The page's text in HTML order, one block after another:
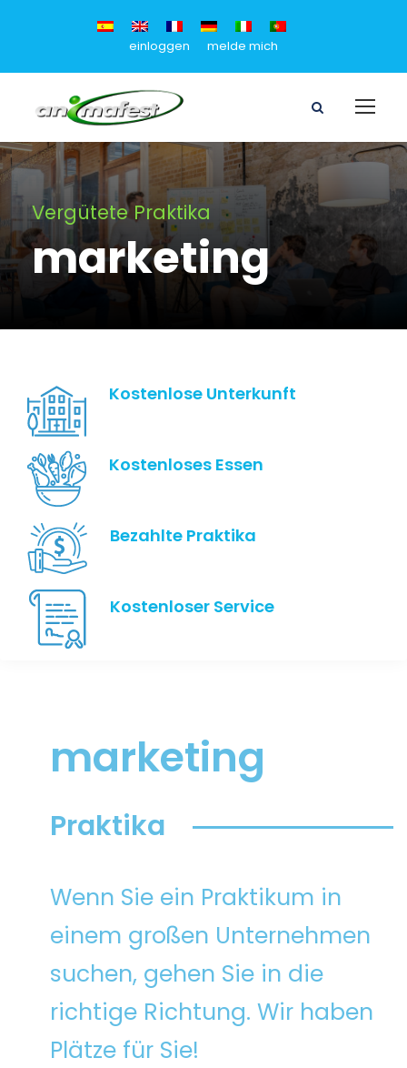
einloggen melde mich
Vergütete Praktika
marketing
Kostenlose Unterkunft
Kostenloses Essen
Bezahlte Praktika
Kostenloser Service
marketing
Praktika
Wenn Sie ein Praktikum in
einem großen Unternehmen
suchen, gehen Sie in die
richtige Richtung. Wir haben
Plätze für Sie!